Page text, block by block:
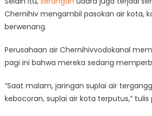
Chernihiv mengambil pasokan air kota,
berwenang.
Perusahaan air Chernihivvodokanal
pagi ini bahwa mereka sedang
“Saat malam, jaringan suplai air
kebocoran, suplai air kota terputus,”